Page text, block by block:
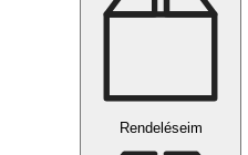
Rendeléseim